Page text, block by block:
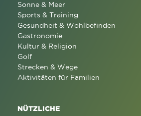
Sonne & Meer
Sports & Training
Gesundheit & Wohlbefinden
Gastronomie
Kultur & Religion
Golf
Strecken & Wege
Aktivitäten für Familien
NÜTZLICHE